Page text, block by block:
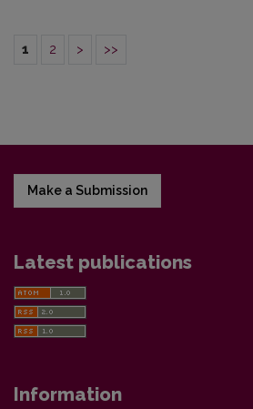
1 2 > >>
Make a Submission
Latest publications
Information